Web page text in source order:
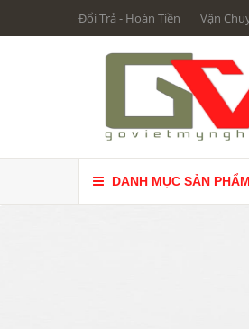
Đổi Trả - Hoàn Tiền Vận
DANH MỤC SẢN PHẨM